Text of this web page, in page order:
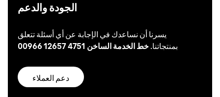
الجودة والدعم
يسرنا أن نساعدك في الإجابة عن أي أسئلة تتعلق
بمنتجاتنا. خط الخدمة الساخن 4751 12657 00966
دعم العملاء